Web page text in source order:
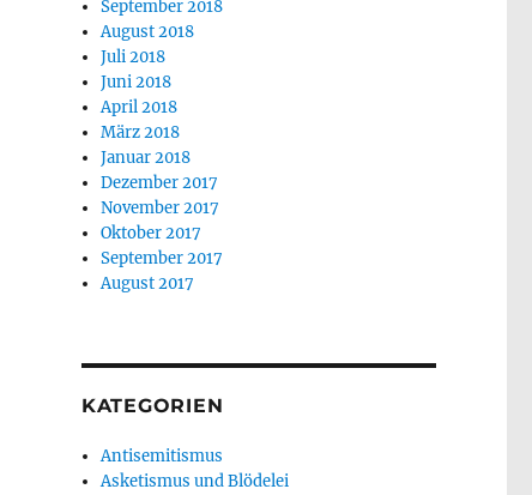
September 2018
August 2018
Juli 2018
Juni 2018
April 2018
März 2018
Januar 2018
Dezember 2017
November 2017
Oktober 2017
September 2017
August 2017
KATEGORIEN
Antisemitismus
Asketismus und Blödelei